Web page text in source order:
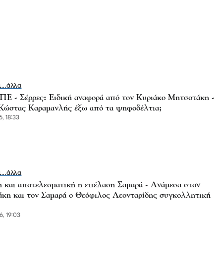
- Σέρρες: Ειδική αναφορά από τον Κυριάκο Μητσοτάκη -
Καραμανλής έξω από τα ψηφοδέλτια;
18:33
αποτελεσματική η επέλαση Σαμαρά - Ανάμεσα στον
και τον Σαμαρά ο Θεόφιλος Λεονταρίδης συγκολλητική
19:03